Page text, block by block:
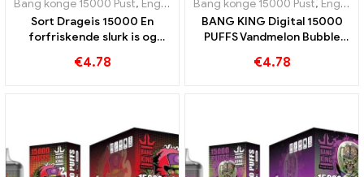
Bang konge 15000 Pust, Engangs e-cigaretter Sverige ,Engangs e-
Sort Drageis 15000 En
forfriskende slurk is og
15000 PUFF
€4.78
Bang konge 15000 Pust, Engangs e-cigaretter Sverige
BANG KING Digital 15000
PUFFS Vandmelon Bubble
fortrylle dine smagsløg
€4.78